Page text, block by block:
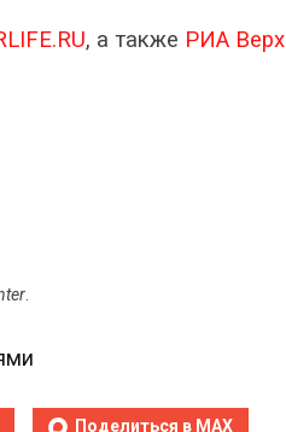
, а также РИА
Поделиться в MAX